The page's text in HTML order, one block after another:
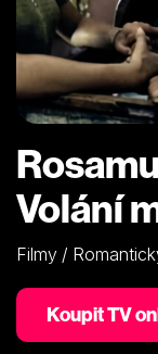
Volání
Filmy /
Koupit TV